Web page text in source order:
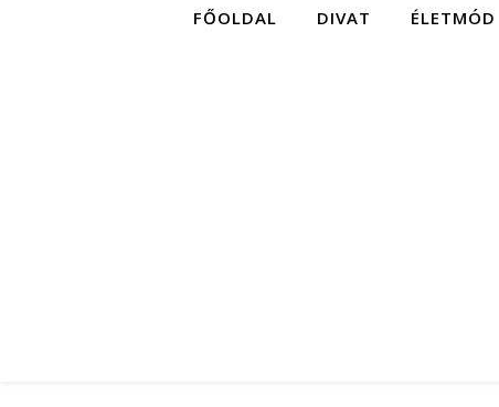
FŐOLDAL DIVAT ÉLETMÓD